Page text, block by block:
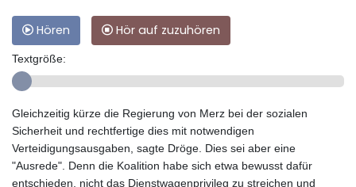
Hören Hör auf zuzuhören
Textgröße:
Gleichzeitig kürze die Regierung von Merz bei der sozialen
Sicherheit und rechtfertige dies mit notwendigen
Verteidigungsausgaben, sagte Dröge. Dies sei aber eine
"Ausrede". Denn die Koalition habe sich etwa bewusst dafür
entschieden, nicht das Dienstwagenprivileg zu streichen und